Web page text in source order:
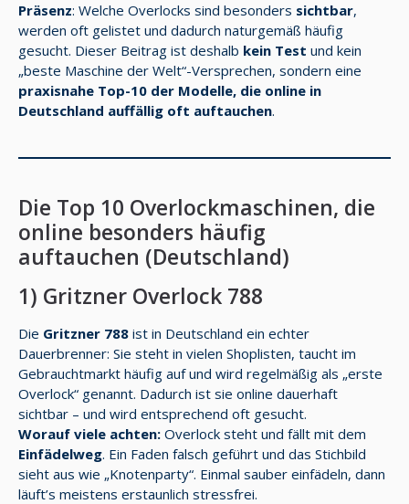
Präsenz: Welche Overlocks sind besonders sichtbar,
werden oft gelistet und dadurch naturgemäß häufig
gesucht. Dieser Beitrag ist deshalb kein Test und kein
„beste Maschine der Welt“-Versprechen, sondern eine
praxisnahe Top-10 der Modelle, die online in
Deutschland auffällig oft auftauchen.
Die Top 10 Overlockmaschinen, die
online besonders häufig
auftauchen (Deutschland)
1) Gritzner Overlock 788
Die Gritzner 788 ist in Deutschland ein echter
Dauerbrenner: Sie steht in vielen Shoplisten, taucht im
Gebrauchtmarkt häufig auf und wird regelmäßig als „erste
Overlock“ genannt. Dadurch ist sie online dauerhaft
sichtbar – und wird entsprechend oft gesucht.
Worauf viele achten: Overlock steht und fällt mit dem
Einfädelweg. Ein Faden falsch geführt und das Stichbild
sieht aus wie „Knotenparty“. Einmal sauber einfädeln, dann
läuft’s meistens erstaunlich stressfrei.